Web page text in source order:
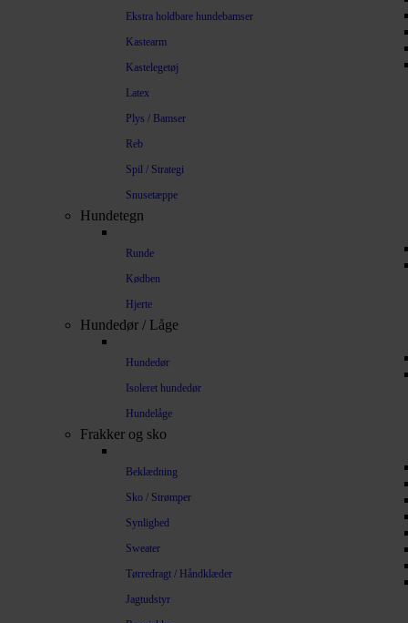
Ekstra holdbare hundebamser
Kastearm
Kastelegetøj
Latex
Plys / Bamser
Reb
Spil / Strategi
Snusetæppe
Hundetegn
Runde
Kødben
Hjerte
Hundedør / Låge
Hundedør
Isoleret hundedør
Hundelåge
Frakker og sko
Beklædning
Sko / Strømper
Synlighed
Sweater
Tørredragt / Håndklæder
Jagtudstyr